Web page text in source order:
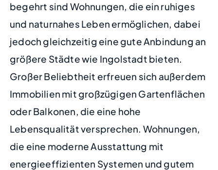
begehrt sind Wohnungen, die ein ruhiges
und naturnahes Leben ermöglichen, dabei
jedoch gleichzeitig eine gute Anbindung an
größere Städte wie Ingolstadt bieten.
Großer Beliebtheit erfreuen sich außerdem
Immobilien mit großzügigen Gartenflächen
oder Balkonen, die eine hohe
Lebensqualität versprechen. Wohnungen,
die eine moderne Ausstattung mit
energieeffizienten Systemen und gutem